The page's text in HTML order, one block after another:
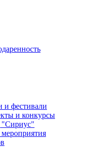
и фестивали
и конкурсы